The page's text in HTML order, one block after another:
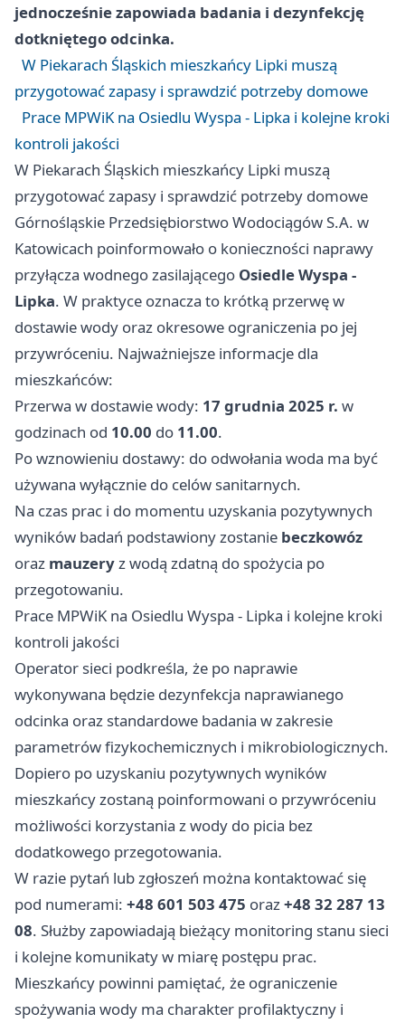
jednocześnie zapowiada badania i dezynfekcję
dotkniętego odcinka.
W Piekarach Śląskich mieszkańcy Lipki muszą
przygotować zapasy i sprawdzić potrzeby domowe
Prace MPWiK na Osiedlu Wyspa - Lipka i kolejne kroki
kontroli jakości
W Piekarach Śląskich mieszkańcy Lipki muszą
przygotować zapasy i sprawdzić potrzeby domowe
Górnośląskie Przedsiębiorstwo Wodociągów S.A. w
Katowicach poinformowało o konieczności naprawy
przyłącza wodnego zasilającego Osiedle Wyspa -
Lipka. W praktyce oznacza to krótką przerwę w
dostawie wody oraz okresowe ograniczenia po jej
przywróceniu. Najważniejsze informacje dla
mieszkańców:
Przerwa w dostawie wody: 17 grudnia 2025 r. w
godzinach od 10.00 do 11.00.
Po wznowieniu dostawy: do odwołania woda ma być
używana wyłącznie do celów sanitarnych.
Na czas prac i do momentu uzyskania pozytywnych
wyników badań podstawiony zostanie beczkowóz
oraz mauzeryz wodą zdatną do spożycia po
przegotowaniu.
Prace MPWiK na Osiedlu Wyspa - Lipka i kolejne kroki
kontroli jakości
Operator sieci podkreśla, że po naprawie
wykonywana będzie dezynfekcja naprawianego
odcinka oraz standardowe badania w zakresie
parametrów fizykochemicznych i mikrobiologicznych.
Dopiero po uzyskaniu pozytywnych wyników
mieszkańcy zostaną poinformowani o przywróceniu
możliwości korzystania z wody do picia bez
dodatkowego przegotowania.
W razie pytań lub zgłoszeń można kontaktować się
pod numerami: +48 601 503 475 oraz+48 32 287 13
08. Służby zapowiadają bieżący monitoring stanu sieci
i kolejne komunikaty w miarę postępu prac.
Mieszkańcy powinni pamiętać, że ograniczenie
spożywania wody ma charakter profilaktyczny i